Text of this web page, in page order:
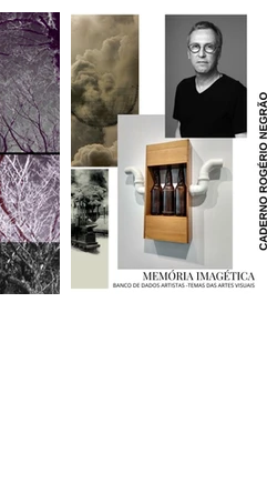
as primeiras
a inofensividade da
industriais para
Máquinas do Abismo,
compor colagens digitais
do sentido de
inacabada.